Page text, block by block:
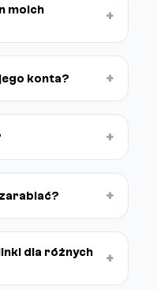
moich
+
konta? +
+
+
dla różnych
+